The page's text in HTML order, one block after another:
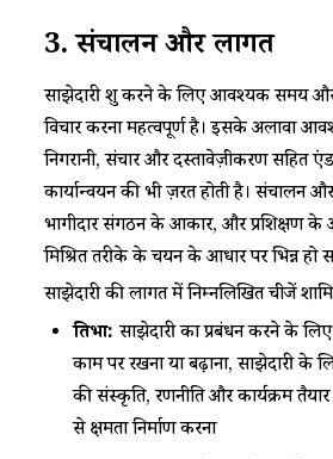
3.संचालनऔरलागत
साझेदारी शुरू करने के लिए आवश्यक समय और
विचार करना महत्वपूर्ण है। इसके
निगरानी, ​​​​संचार और दस्तावेज़ीकरण सहित
कार्यान्वयन की भी ज़रूरत होती है। संचालन
भागीदार संगठन के आकार, और प्रशिक्षण
मिश्रित तरीके के चयन के आधार पर भिन्न हो
साझेदारी की लागत में निम्नलिखित चीजें
प्रतिभा:साझेदारी का प्रबंधन करने के
काम पर रखना या बढ़ाना, साझेदारी के
की संस्कृति, रणनीति और कार्यक्रम
से क्षमता निर्माण करना